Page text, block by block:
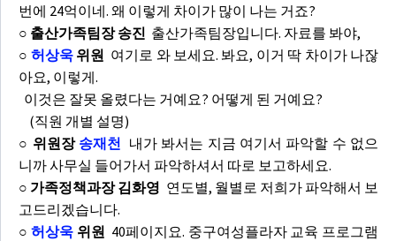
번에 24억이네. 왜 이렇게 차이가 많이 나는 거죠?
○ 출산가족팀장 송진 출산가족팀장입니다. 자료를 봐야,
○ 허상욱위원 여기로 와 보세요. 봐요, 이거 딱 차이가 나잖
아요, 이렇게.
이것은 잘못 올렸다는 거예요? 어떻게 된 거예요?
(직원 개별 설명)
○ 위원장 송재천 내가 봐서는 지금 여기서 파악할 수 없으
니까 사무실 들어가서 파악하셔서 따로 보고하세요.
○ 가족정책과장 김화영 연도별, 월별로 저희가 파악해서 보
고드리겠습니다.
○허상욱 위원 40페이지요. 중구여성플라자 교육 프로그램